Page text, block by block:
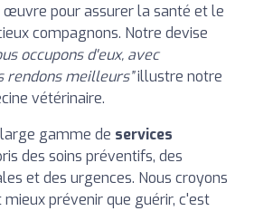
pour assurer la santé et le
compagnons. Notre devise
occupons d'eux, avec
rendons meilleurs”illustre notre
vétérinaire.
gamme de services
des soins préventifs, des
et des urgences. Nous croyons
prévenir que guérir, c'est